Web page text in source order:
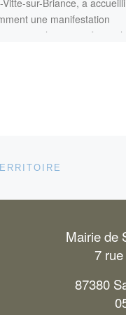
une manifestation
originale organisée par le
Mairie de
7
87380